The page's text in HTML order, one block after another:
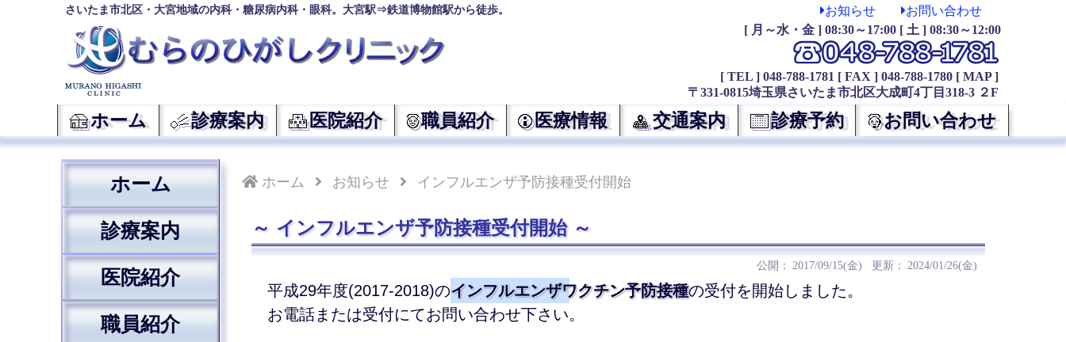
さいたま市北区・大宮地域の内科・糖尿病内科・眼科。大宮駅⇒鉄道博物館駅から徒歩。 お知らせ
お問い合わせ
[ 月～水・金 ] 08:30～17:00 [ 土 ] 08:30～12:00
[ TEL ] 048-788-1781 [ FAX ] 048-788-1780 [ MAP ]
〒331-0815埼玉県さいたま市北区大成町4丁目318-3 ２F
ホーム 診療案内 医院紹介 職員紹介 医療情報 交通案内 診療予約 お問い合わせ
ホーム お知らせ インフルエンザ予防接種受付開始
インフルエンザ予防接種受付開始
2017/09/15(金) 2024/01/26(金)
平成29年度(2017-2018)のインフルエンザワクチン予防接種の受付を開始しました。
お電話または受付にてお問い合わせ下さい。
ホーム
診療案内
医院紹介
職員紹介